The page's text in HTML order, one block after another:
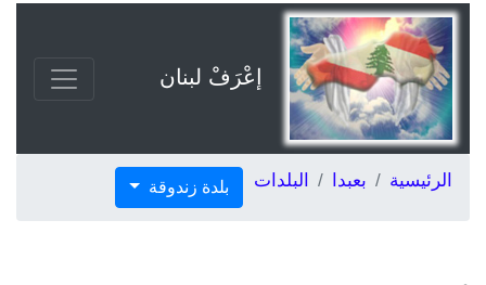
إعْرَفْ لبنان
الرئيسية بعبدا البلدات بلدة زندوقة